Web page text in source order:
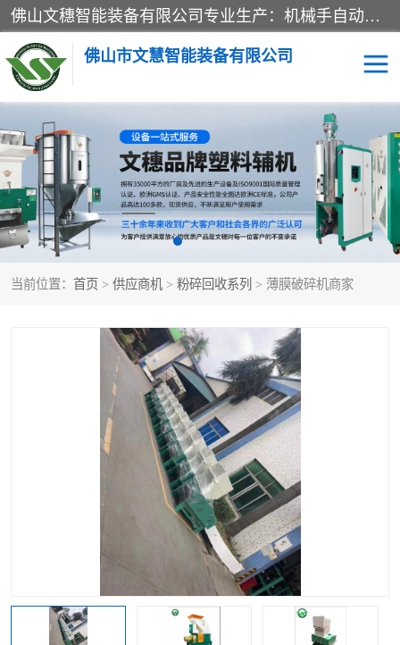
佛山文穗智能装备有限公司专业生产：机械手自动化系列；塑料粉碎机回收系列；塑料混色机系列；温度控制系列：模温机，冷水机；供料输送系列：中央供料系统，欧化/独立式吸料机，分体式吸料机；整机保修一年，易损件除外。
佛山市文慧智能装备有限公司
当前位置： 首页 > 供应商机 > 粉碎回收系列 > 薄膜破碎机商家
粉碎回收系列 干燥除湿系列
塑料破碎机 工业冷水机
三机一体除湿干燥机 塑料干燥机
塑料混色机 模温机
供料输送系列 塑料吸料机
三机一体除湿机